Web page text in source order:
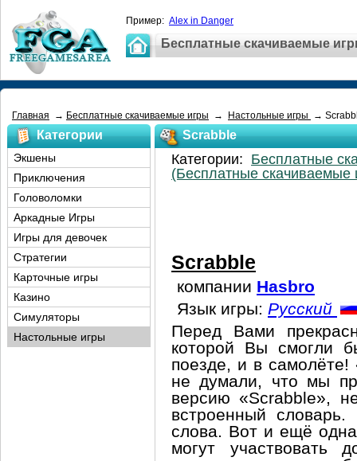
Пример: Alex in Danger
Бесплатные скачиваемые
Главная → Бесплатные скачиваемые игры → Настольные игры →
Scrabble
Категории: Бесплатные
(Бесплатные скачиваемые
Scrabble
компании Hasbro
Язык игры: Русский
Перед Вами
которой Вы смогли
поезде, и в
не думали, что мы
версию «Scrabble»,
встроенный
слова. Вот и ещё
могут
Категории
Экшены
Приключения
Головоломки
Аркадные Игры
Игры для девочек
Стратегии
Карточные игры
Казино
Симуляторы
Настольные игры